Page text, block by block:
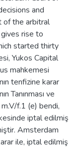
and
of the arbitral
rise to
started thirty
Yukos Capital
mahkemesi
tenfizine karar
Tanınması ve
f.1 (e) bendi,
iptal edilmiş
Amsterdam
ile, iptal edilmiş